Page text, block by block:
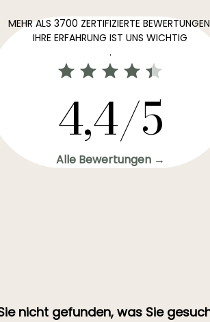
MEHR ALS 3700 ZERTIFIZIERTE
IHRE ERFAHRUNG IST UNS WICHTIG
.
4,4/5
Alle Bewertungen →
nicht gefunden, was Sie